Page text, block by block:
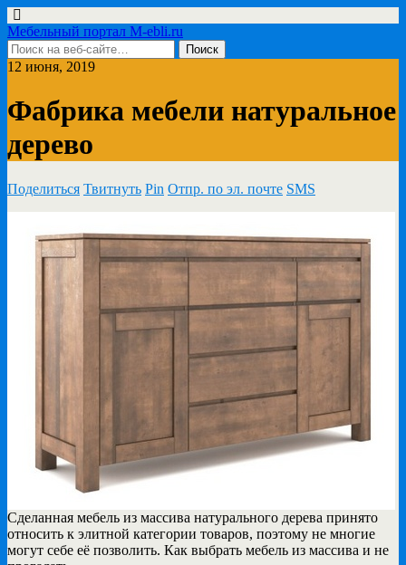
Мебельный портал M-ebli.ru
12 июня, 2019
Фабрика мебели натуральное
дерево
Поделиться Твитнуть Pin Отпр. по эл. почте SMS
Сделанная мебель из массива натурального дерева принято
относить к элитной категории товаров, поэтому не многие
могут себе её позволить. Как выбрать мебель из массива и не